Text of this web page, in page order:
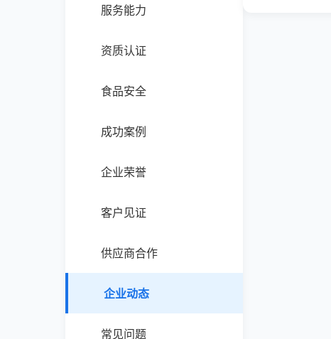
服务能力
资质认证
食品安全
成功案例
企业荣誉
客户见证
供应商合作
企业动态
常见问题